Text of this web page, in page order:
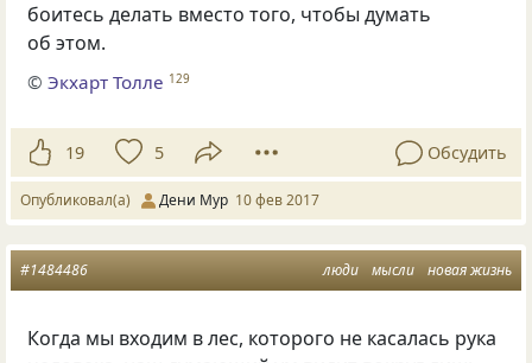
боитесь делать вместо того, чтобы думать
об этом.
©Экхарт Толле 129
19 5 Обсудить
Опубликовал(а) Дени Мур 10 фев 2017
люди мысли новая жизнь
#1484486
Когда мы входим в лес, которого не касалась рука